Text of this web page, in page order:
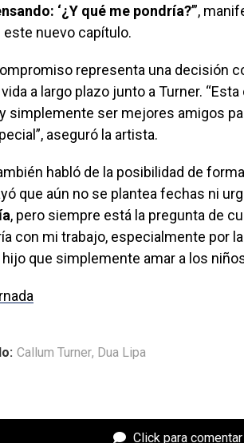
‘¿Y qué me pondría?’”,
nuevo capítulo.
representa una decisión
a largo plazo junto a Turner.
simplemente ser mejores amigos
aseguró la artista.
habló de la posibilidad de
que aún no se plantea fechas ni
, pero siempre está la pregunta de
con mi trabajo, especialmente por
que simplemente amar a los
Callum Turner, Dua Lipa
Click para comentar